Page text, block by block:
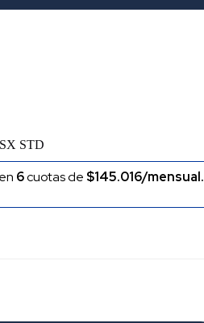
STD
6cuotas de $145.016/mensual.